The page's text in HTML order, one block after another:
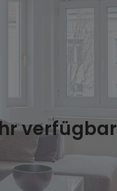
verfügbar